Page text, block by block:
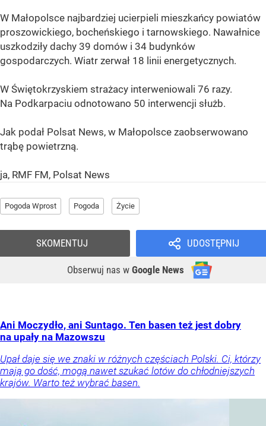
W Małopolsce najbardziej ucierpieli mieszkańcy powiatów
proszowickiego, bocheńskiego i tarnowskiego. Nawałnice
uszkodziły dachy 39 domów i 34 budynków
gospodarczych. Wiatr zerwał 18 linii energetycznych.
W Świętokrzyskiem strażacy interweniowali 76 razy.
Na Podkarpaciu odnotowano 50 interwencji służb.
Jak podał Polsat News, w Małopolsce zaobserwowano
trąbę powietrzną.
ja, RMF FM, Polsat News
Pogoda Wprost Pogoda Życie
UDOSTĘPNIJ
Obserwuj nas w Google News
SKOMENTUJ
Ani Moczydło, ani Suntago. Ten basen też jest dobry
na upały na Mazowszu
Upał daje się we znaki w różnych częściach Polski. Ci, którzy
mają go dość, mogą nawet szukać lotów do chłodniejszych
krajów. Warto też wybrać basen.